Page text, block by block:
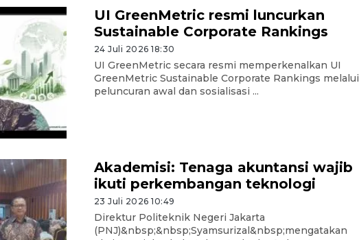
UI GreenMetric resmi luncurkan
Sustainable Corporate Rankings
24 Juli 2026 18:30
UI GreenMetric secara resmi memperkenalkan UI
GreenMetric Sustainable Corporate Rankings melalui
peluncuran awal dan sosialisasi ...
Akademisi: Tenaga akuntansi wajib
ikuti perkembangan teknologi
23 Juli 2026 10:49
Direktur Politeknik Negeri Jakarta
(PNJ)&nbsp;&nbsp;Syamsurizal&nbsp;mengatakan